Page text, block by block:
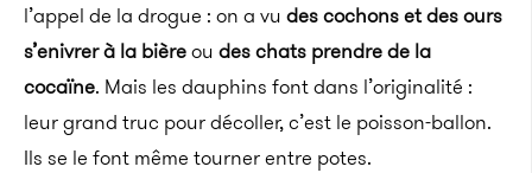
l’appel de la drogue : on a vu des cochons et des ours
s’enivrer à la bièreou des chats prendre de la
cocaïne. Mais les dauphins font dans l’originalité :
leur grand truc pour décoller, c’est le poisson-ballon.
Ils se le font même tourner entre potes.